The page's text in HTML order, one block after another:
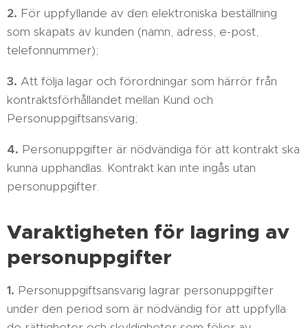
2. För uppfyllande av den elektroniska beställning
som skapats av kunden (namn, adress, e-post,
telefonnummer);
3. Att följa lagar och förordningar som härrör från
kontraktsförhållandet mellan Kund och
Personuppgiftsansvarig;
4. Personuppgifter är nödvändiga för att kontrakt ska
kunna upphandlas. Kontrakt kan inte ingås utan
personuppgifter.
Varaktigheten för lagring av
personuppgifter
1. Personuppgiftsansvarig lagrar personuppgifter
under den period som är nödvändig för att uppfylla